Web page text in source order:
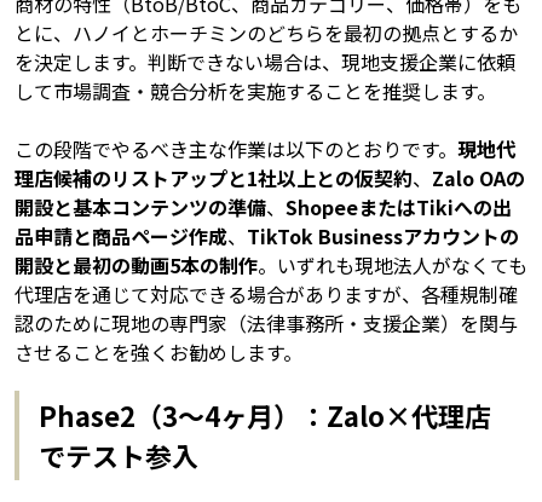
とに、ハノイとホーチミンのどちらを最初の拠点とするか
を決定します。判断できない場合は、現地支援企業に依頼
して市場調査・競合分析を実施することを推奨します。
この段階でやるべき主な作業は以下のとおりです。 現地代
理店候補のリストアップと1社以上との仮契約、 Zalo OAの
開設と基本コンテンツの準備、 ShopeeまたはTikiへの出
品申請と商品ページ作成、 TikTok Businessアカウントの
開設と最初の動画5本の制作。いずれも現地法人がなくても
代理店を通じて対応できる場合がありますが、各種規制確
認のために現地の専門家（法律事務所・支援企業）を関与
させることを強くお勧めします。
Phase2（3〜4ヶ月）：Zalo×代理店
でテスト参入